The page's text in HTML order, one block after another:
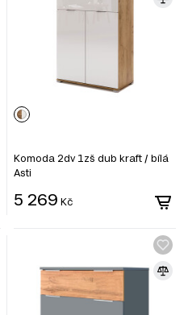
Komoda 2dv 1zš dub kraft / bílá
Asti
5 269 Kč